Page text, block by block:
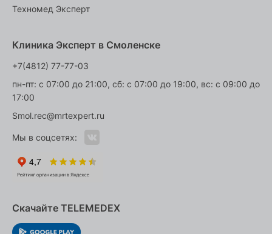
Техномед Эксперт
Клиника Эксперт в Смоленске
+7(4812) 77-77-03
пн-пт: с 07:00 до 21:00, сб: с 07:00 до 19:00, вс: с 09:00 до
17:00
Smol.rec@mrtexpert.ru
Мы в соцсетях:
Скачайте TELEMEDEX